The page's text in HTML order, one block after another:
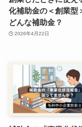
化補助金の＜創業型
どんな補助金？
2026年4月22日